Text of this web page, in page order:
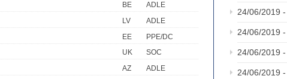
BE
ADLE
LV
ADLE
EE
PPE/DC
UK
SOC
AZ
ADLE
24/06/2019 -
24/06/2019 -
24/06/2019 -
24/06/2019 -